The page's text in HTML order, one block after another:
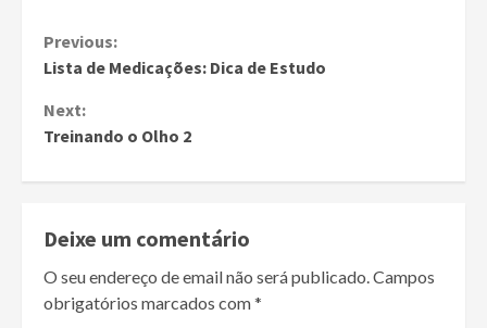
Continue
Previous:
Lista de Medicações: Dica de Estudo
Next:
Treinando o Olho 2
Deixe um comentário
O seu endereço de email não será publicado.Campos
obrigatórios marcados com*